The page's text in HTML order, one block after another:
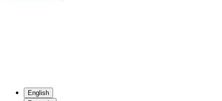
English